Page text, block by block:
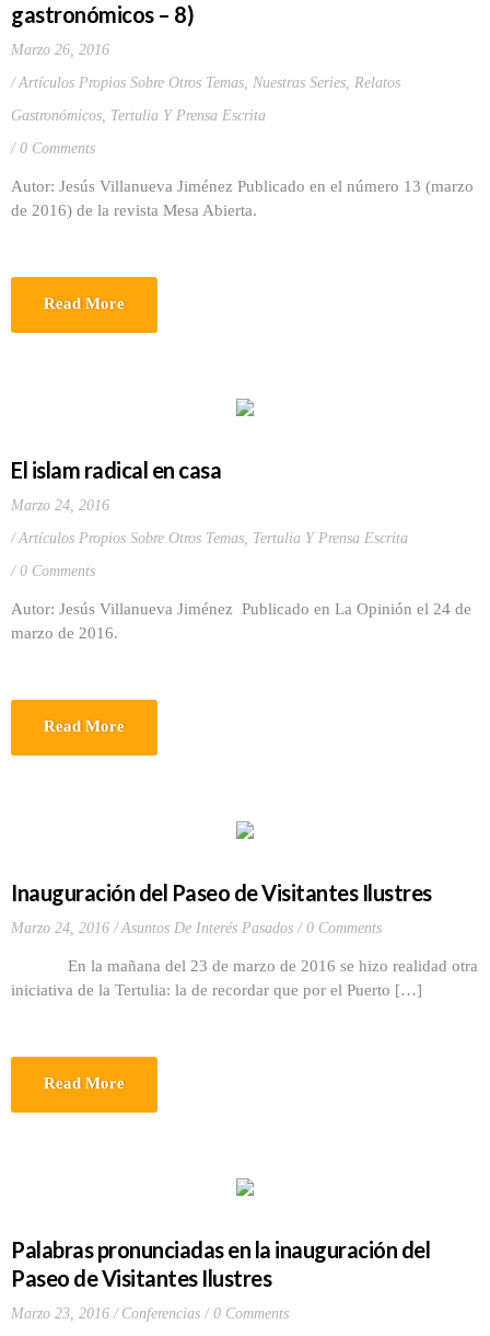
gastronómicos – 8)
Marzo 26, 2016
Artículos Propios Sobre Otros Temas, Nuestras Series, Relatos
Gastronómicos, Tertulia Y Prensa Escrita
0 Comments
Autor: Jesús Villanueva Jiménez Publicado en el número 13 (marzo
de 2016) de la revista Mesa Abierta.
Read More
El islam radical en casa
Marzo 24, 2016
Artículos Propios Sobre Otros Temas, Tertulia Y Prensa Escrita
0 Comments
Autor: Jesús Villanueva Jiménez Publicado en La Opinión el 24 de
marzo de 2016.
Read More
Inauguración del Paseo de Visitantes Ilustres
Marzo 24, 2016 Asuntos De Interés Pasados 0 Comments
En la mañana del 23 de marzo de 2016 se hizo realidad otra
iniciativa de la Tertulia: la de recordar que por el Puerto […]
Read More
Palabras pronunciadas en la inauguración del
Paseo de Visitantes Ilustres
Marzo 23, 2016 Conferencias 0 Comments